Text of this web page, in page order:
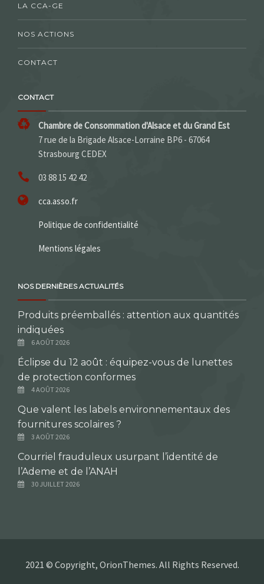
LA CCA-GE
NOS ACTIONS
CONTACT
CONTACT
Chambre de Consommation d'Alsace et du Grand Est
7 rue de la Brigade Alsace-Lorraine BP6 - 67064
Strasbourg CEDEX
03 88 15 42 42
cca.asso.fr
Politique de confidentialité
Mentions légales
NOS DERNIÈRES ACTUALITÉS
Produits préemballés : attention aux quantités
indiquées
6 AOÛT 2026
Éclipse du 12 août : équipez-vous de lunettes
de protection conformes
4 AOÛT 2026
Que valent les labels environnementaux des
fournitures scolaires ?
3 AOÛT 2026
Courriel frauduleux usurpant l’identité de
l’Ademe et de l’ANAH
30 JUILLET 2026
2021 © Copyright, OrionThemes. All Rights Reserved.